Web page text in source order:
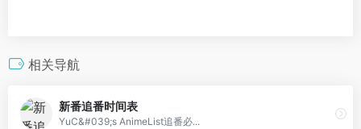
相关导航
新番追番时间表
YuC&#039;s AnimeList追番必...